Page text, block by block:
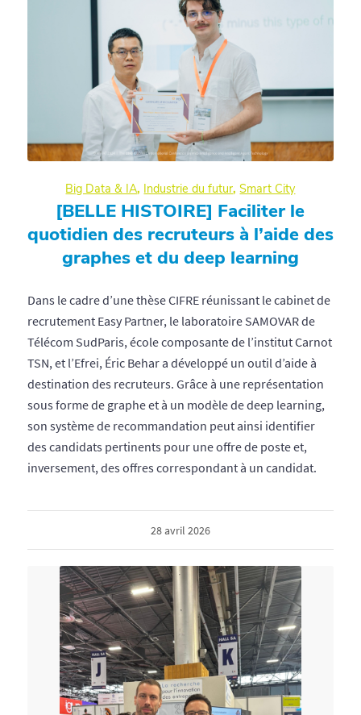
Big Data & IA, Industrie du futur,Smart City
[BELLE HISTOIRE] Faciliter le
quotidien des recruteurs à l’aide des
graphes et du deep learning
Dans le cadre d’une thèse CIFRE réunissant le cabinet de
recrutement Easy Partner, le laboratoire SAMOVAR de
Télécom SudParis, école composante de l’institut Carnot
TSN, et l’Efrei, Éric Behar a développé un outil d’aide à
destination des recruteurs. Grâce à une représentation
sous forme de graphe et à un modèle de deep learning,
son système de recommandation peut ainsi identifier
des candidats pertinents pour une offre de poste et,
inversement, des offres correspondant à un candidat.
28 avril 2026